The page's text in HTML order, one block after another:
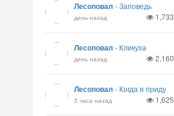
Лесоповал -Заповедь
день назад 1,733
Лесоповал - Кликуха
день назад 2,160
Лесоповал - Когда я приду
3 часа назад 1,625